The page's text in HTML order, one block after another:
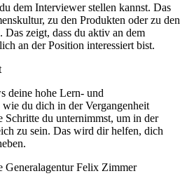
dem Interviewer stellen kannst. Das
zu den Produkten oder zu den
zeigt, dass du aktiv an dem
an der Position interessiert bist.
deine hohe Lern- und
du dich in der Vergangenheit
Schritte du unternimmst, um in der
zu sein. Das wird dir helfen, dich
Felix Zimmer